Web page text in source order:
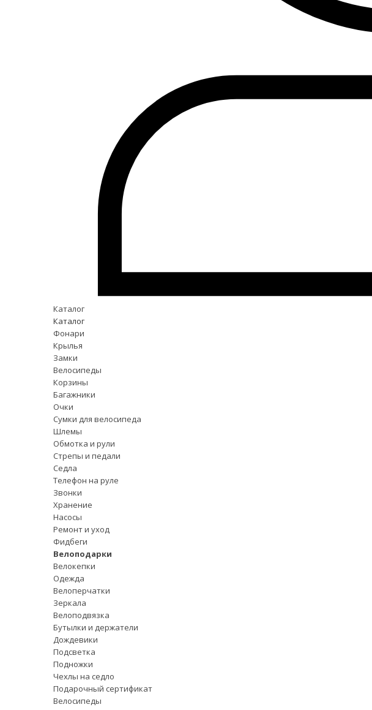
Каталог
Каталог
Фонари
Крылья
Замки
Велосипеды
Корзины
Багажники
Очки
Сумки для велосипеда
Шлемы
Обмотка и рули
Стрепы и педали
Седла
Телефон на руле
Звонки
Хранение
Насосы
Ремонт и уход
Фидбеги
Велоподарки
Велокепки
Одежда
Велоперчатки
Зеркала
Велоподвязка
Бутылки и держатели
Дождевики
Подсветка
Подножки
Чехлы на седло
Подарочный сертификат
Велосипеды